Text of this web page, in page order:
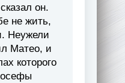
он.
не жить,
Неужели
Матео, и
которого